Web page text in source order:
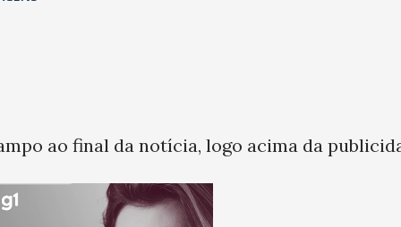
44 ao final da notícia, logo acima da